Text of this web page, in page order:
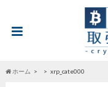
ホーム xrp_cate000